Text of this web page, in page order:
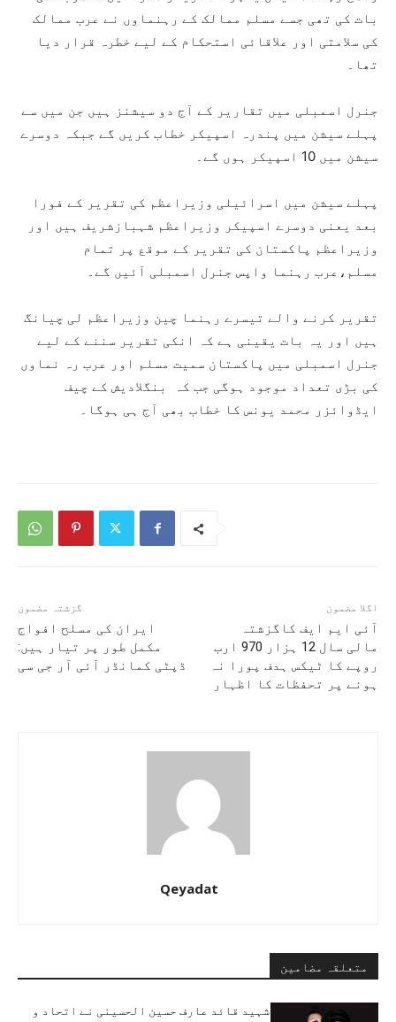
بات کی تھی جسے مسلم ممالک کے رہنماوں نے عرب ممالک
کی سلامتی اور علاقائی استحکام کے لیے خطرہ قرار دیا
تھا۔
جنرل اسمبلی میں تقاریر کے آج دو سیشنز ہیں جن میں سے
پہلے سیشن میں پندرہ اسپیکر خطاب کریں گے جبکہ دوسرے
سیشن میں 10 اسپیکر ہوں گے۔
پہلے سیشن میں اسرائیلی وزیراعظم کی تقریر کے فورا
بعد یعنی دوسرے اسپیکر وزیراعظم شہبازشریف ہیں اور
وزیراعظم پاکستان کی تقریر کے موقع پر تمام
مسلم،عرب رہنما واپس جنرل اسمبلی آئیں گے۔
تقریر کرنے والے تیسرے رہنما چین وزیراعظم لی چیانگ
ہیں اور یہ بات یقینی ہے کہ انکی تقریر سننے کے لیے
جنرل اسمبلی میں پاکستان سمیت مسلم اور عرب رہ نماوں
کی بڑی تعداد موجود ہوگی جب کہ بنگلادیش کے چیف
ایڈوائزر محمد یونس کا خطاب بھی آج ہی ہوگا۔
گزشتہ مضمون
ایران کی مسلح افواج
مکمل طور پر تیار ہیں:
ڈپٹی کمانڈر آئی آر جی سی
اگلا مضمون
آئی ایم ایف کاگزشتہ
مالی سال 12 ہزار 970 ارب
روپے کا ٹیکس ہدف پورا نہ
ہونے پر تحفظات کا اظہار
Qeyadat
متعلقہ مضامین
شہید قائد عارف حسین الحسینی نے اتحاد و